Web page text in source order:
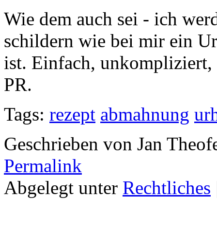
Wie dem auch sei - ich
schildern wie bei mir ein
ist. Einfach,
PR.
Tags: rezept abmahnung
Geschrieben von Jan
Permalink
Abgelegt unter Rechtliches